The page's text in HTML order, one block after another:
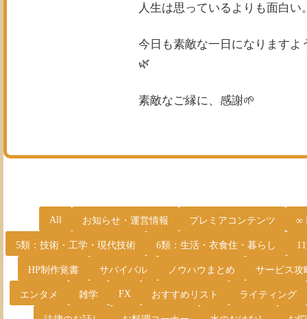
人生は思っているよりも面白い
今日も素敵な一日になりますよ
🌿
素敵なご縁に、感謝🌱
All お知らせ・運営情報 プレミアコンテンツ ∞
5類：技術・工学・現代技術 6類：生活・衣食住・暮らし
HP制作覚書 サバイバル ノウハウまとめ サービス攻
エンタメ 雑学 FX おすすめリスト ライティング